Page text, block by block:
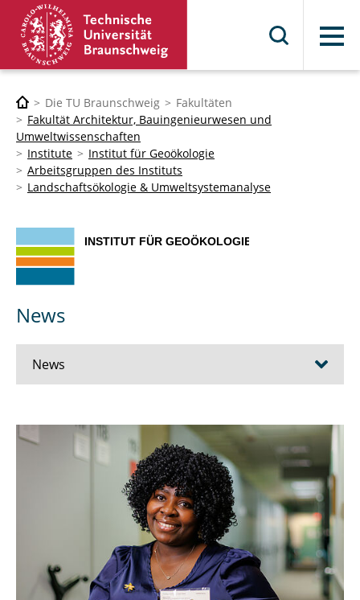
Menü
Die TU Braunschweig
Fakultäten
Fakultät Architektur, Bauingenieurwesen und
Umweltwissenschaften
Institute
Institut für Geoökologie
Arbeitsgruppen des Instituts
Landschaftsökologie & Umweltsystemanalyse
News
News
Stellenangebote